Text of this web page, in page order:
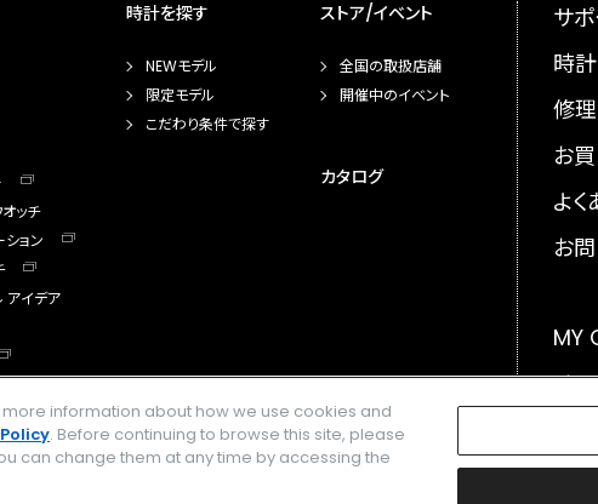
ッチ
ョン
アイデア
時計を探す
NEWモデル
限定モデル
こだわり条件で探す
ストア/イベント
全国の取扱店舗
開催中のイベント
カタログ
サ
時
修理
お
よ
お
MY
メ
information about how we use cookies and
. Before continuing to browse this site, please
can change them at any time by accessing the